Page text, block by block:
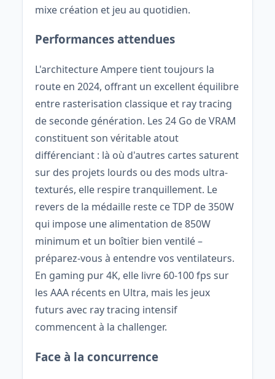
mixe création et jeu au quotidien.
Performances attendues
L'architecture Ampere tient toujours la
route en 2024, offrant un excellent équilibre
entre rasterisation classique et ray tracing
de seconde génération. Les 24 Go de VRAM
constituent son véritable atout
différenciant : là où d'autres cartes saturent
sur des projets lourds ou des mods ultra-
texturés, elle respire tranquillement. Le
revers de la médaille reste ce TDP de 350W
qui impose une alimentation de 850W
minimum et un boîtier bien ventilé –
préparez-vous à entendre vos ventilateurs.
En gaming pur 4K, elle livre 60-100 fps sur
les AAA récents en Ultra, mais les jeux
futurs avec ray tracing intensif
commencent à la challenger.
Face à la concurrence